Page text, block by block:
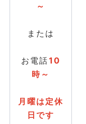
～
または
お電話10
時～
月曜は定休
日です